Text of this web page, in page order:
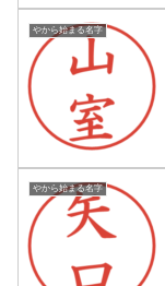
やから始まる名字
やから始まる名字